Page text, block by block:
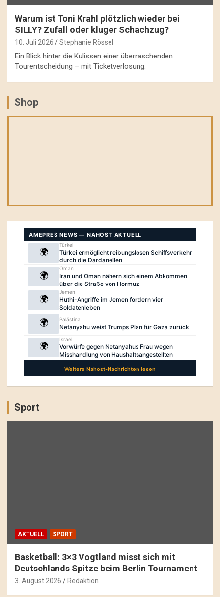
Warum ist Toni Krahl plötzlich wieder bei
SILLY? Zufall oder kluger Schachzug?
10. Juli 2026 Stephanie Rössel
Ein Blick hinter die Kulissen einer überraschenden
Tourentscheidung – mit Ticketverlosung.
Shop
Sport
AKTUELL SPORT
Basketball: 3×3 Vogtland misst sich mit
Deutschlands Spitze beim Berlin Tournament
3. August 2026 Redaktion